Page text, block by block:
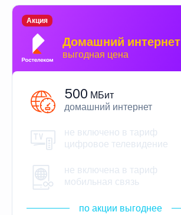
Домашний интернет
выгодная цена
Акция
500 МБит
домашний интернет
не включено в тариф
цифровое телевидение
не включена в тариф
мобильная связь
по акции выгоднее